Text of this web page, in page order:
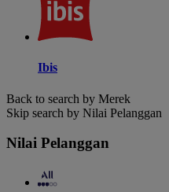
Ibis
Back to search by Merek
Skip search by Nilai Pelanggan
Nilai Pelanggan